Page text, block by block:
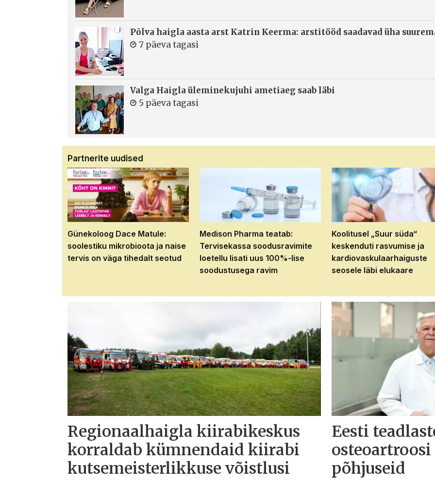
Põlva haigla aasta arst Katrin Keerma: arstitööd saadavad üha
7 päeva tagasi
Valga Haigla üleminekujuhi ametiaeg saab läbi
5 päeva tagasi
Partnerite uudised
Günekoloog Dace Matule:
soolestiku mikrobioota ja naise
tervis on väga tihedalt seotud
Medison Pharma teatab:
Tervisekassa soodusravimite
loetellu lisati uus 100%-lise
soodustusega ravim
Koolitusel „Suur süda“
keskenduti rasvumise ja
kardiovaskulaarhaiguste
seosele läbi elukaare
Regionaalhaigla kiirabikeskus
korraldab kümnendaid kiirabi
kutsemeisterlikkuse võistlusi
Eesti
põhjuseid